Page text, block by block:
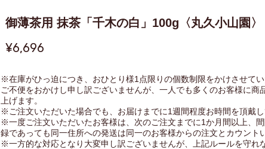
御薄茶用 抹茶「千木の白」100g〈丸久小山園〉
¥6,696
※在庫がひっ迫につき、おひとり様1点限りの個数制限をかけさせてい
ご不便をおかけし申し訳ございませんが、一人でも多くのお客様に
上げます。
※ご注文いただいた場合でも、お届けまでに1週間程度お時間を頂戴し
※一度ご注文いただいたお客様は、次のご注文までに1か月間以上、
録であっても同一住所への発送は同一のお客様からの注文とカウント
※一方的な対応となり大変申し訳ございませんが、上記ルールを守れ